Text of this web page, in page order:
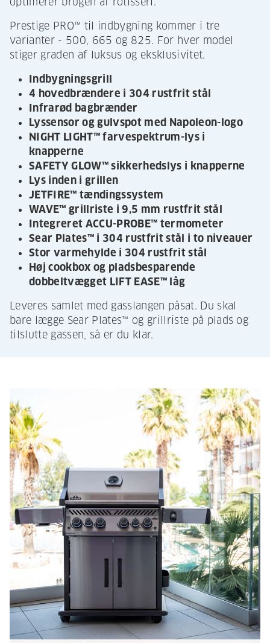
Prestige PRO™ til indbygning kommer i tre
varianter - 500, 665 og 825. For hver model
stiger graden af luksus og eksklusivitet.
Indbygningsgrill
4 hovedbrændere i 304 rustfrit stål
Infrarød bagbrænder
Lyssensor og gulvspot med Napoleon-logo
NIGHT LIGHT™ farvespektrum-lys i
knapperne
SAFETY GLOW™ sikkerhedslys i knapperne
Lys inden i grillen
JETFIRE™ tændingssystem
WAVE™ grillriste i 9,5 mm rustfrit stål
Integreret ACCU-PROBE™ termometer
Sear Plates™ i 304 rustfrit stål i to niveauer
Stor varmehylde i 304 rustfrit stål
Høj cookbox og pladsbesparende
dobbeltvægget LIFT EASE™ låg
Leveres samlet med gasslangen påsat. Du skal
bare lægge Sear Plates™ og grillriste på plads og
tilslutte gassen, så er du klar.